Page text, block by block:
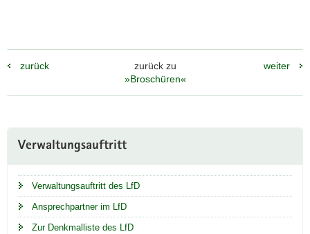
zurück
zurück zu
»Broschüren«
weiter
Information
Verwaltungsauftritt
Verwaltungsauftritt des LfD
Ansprechpartner im LfD
Zur Denkmalliste des LfD